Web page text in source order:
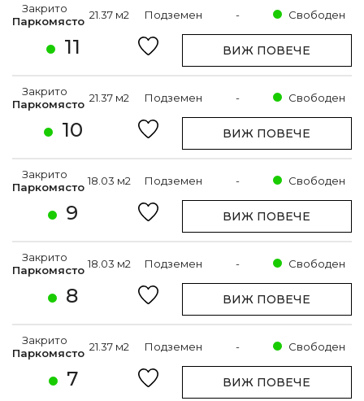
11
Закрито
Паркомясто 21.37 м2 Подземен - Свободен
ВИЖ ПОВЕЧЕ
10
Закрито
Паркомясто 21.37 м2 Подземен - Свободен
ВИЖ ПОВЕЧЕ
9
Закрито
Паркомясто 18.03 м2 Подземен - Свободен
ВИЖ ПОВЕЧЕ
8
Закрито
Паркомясто 18.03 м2 Подземен - Свободен
ВИЖ ПОВЕЧЕ
7
Закрито
Паркомясто 21.37 м2 Подземен - Свободен
ВИЖ ПОВЕЧЕ